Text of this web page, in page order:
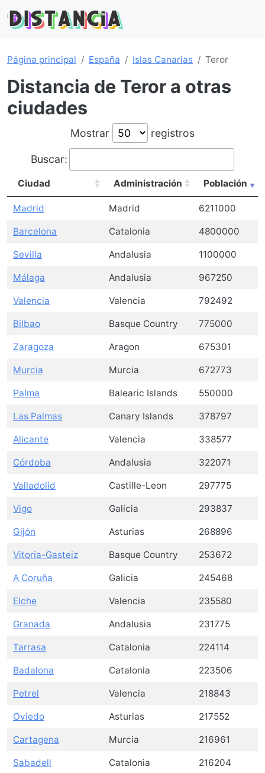
Página principal España Islas Canarias Teror
Distancia de Teror a otras
ciudades
Mostrar registros
Buscar:
Ciudad Administración Población
Madrid Madrid 6211000
Barcelona Catalonia 4800000
Sevilla Andalusia 1100000
Málaga Andalusia 967250
Valencia Valencia 792492
Bilbao Basque Country 775000
Zaragoza Aragon 675301
Murcia Murcia 672773
Palma Balearic Islands 550000
Las Palmas Canary Islands 378797
Alicante Valencia 338577
Córdoba Andalusia 322071
Valladolid Castille-Leon 297775
Vigo Galicia 293837
Gijón Asturias 268896
Vitoria-Gasteiz Basque Country 253672
A Coruña Galicia 245468
Elche Valencia 235580
Granada Andalusia 231775
Tarrasa Catalonia 224114
Badalona Catalonia 223506
Petrel Valencia 218843
Oviedo Asturias 217552
Cartagena Murcia 216961
Sabadell Catalonia 216204